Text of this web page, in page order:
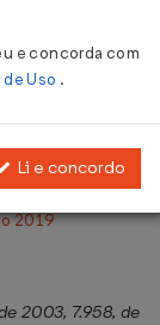
2019
2003, 7.958, de
e concorda com
Uso .
Li e concordo